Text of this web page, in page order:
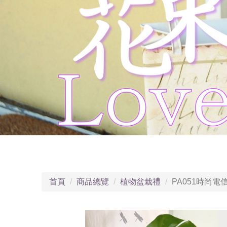
首頁 商品總覽 植物盆栽禮 PA051時尚電